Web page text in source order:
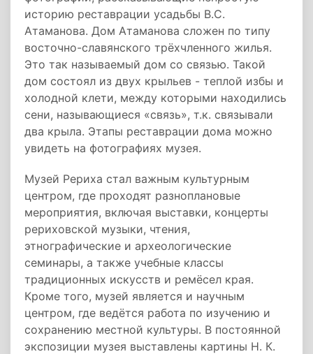
историю реставрации усадьбы В.С.
Атаманова. Дом Атаманова сложен по типу
восточно-славянского трёхчленного жилья.
Это так называемый дом со связью. Такой
дом состоял из двух крыльев - теплой избы и
холодной клети, между которыми находились
сени, называющиеся «связь», т.к. связывали
два крыла. Этапы реставрации дома можно
увидеть на фотографиях музея.
Музей Рериха стал важным культурным
центром, где проходят разноплановые
мероприятия, включая выставки, концерты
рериховской музыки, чтения,
этнографические и археологические
семинары, а также учебные классы
традиционных искусств и ремёсел края.
Кроме того, музей является и научным
центром, где ведётся работа по изучению и
сохранению местной культуры. В постоянной
экспозиции музея выставлены картины Н. К.